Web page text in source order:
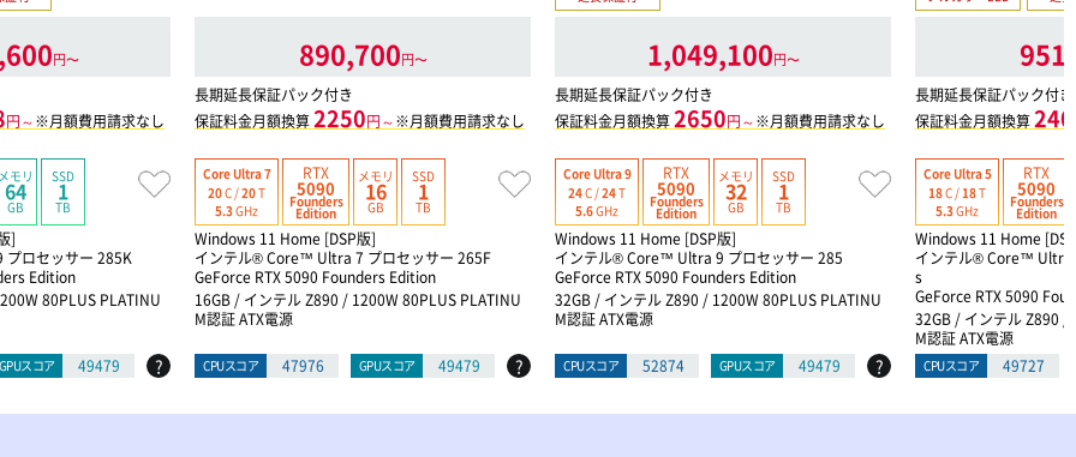
円〜
円～※月額費用請求なし
モリ
64
GB
SSD
1
TB
]
ロセッサー 285K
Edition
80PLUS PLATINU
スコア 49479 ?
890,700円〜
長期延長保証パック付き
保証料金月額換算2250円～※月額費用請求なし
Core Ultra 7
20C /20T
5.3GHz
RTX
5090
Founders
Edition
メモリ
16
GB
SSD
1
TB
Windows 11 Home [DSP版]
インテル® Core™ Ultra 7 プロセッサー 265F
GeForce RTX 5090 Founders Edition
16GB / インテル Z890 / 1200W 80PLUS PLATINU
M認証 ATX電源
CPUスコア 47976 GPUスコア 49479 ?
1,049,100円〜
長期延長保証パック付き
保証料金月額換算2650円～※月額費用請求なし
Core Ultra 9
24C /24T
5.6GHz
RTX
5090
Founders
Edition
メモリ
32
GB
SSD
1
TB
Windows 11 Home [DSP版]
インテル® Core™ Ultra 9 プロセッサー 285
GeForce RTX 5090 Founders Edition
32GB / インテル Z890 / 1200W 80PLUS PLATINU
M認証 ATX電源
CPUスコア 52874 GPUスコア 49479 ?
長期延長保証パック付き
保証料金月額換算
Core Ultra 5
18C / 18T
5.3GHz
RTX
5090
Founders
Edition
Windows 11 Home
インテル® Core™ Ultra
s
GeForce RTX 5090
32GB / インテル Z890 /
M認証 ATX電源
CPUスコア 49727